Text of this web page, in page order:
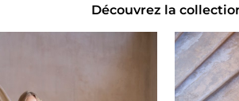
Découvrez la